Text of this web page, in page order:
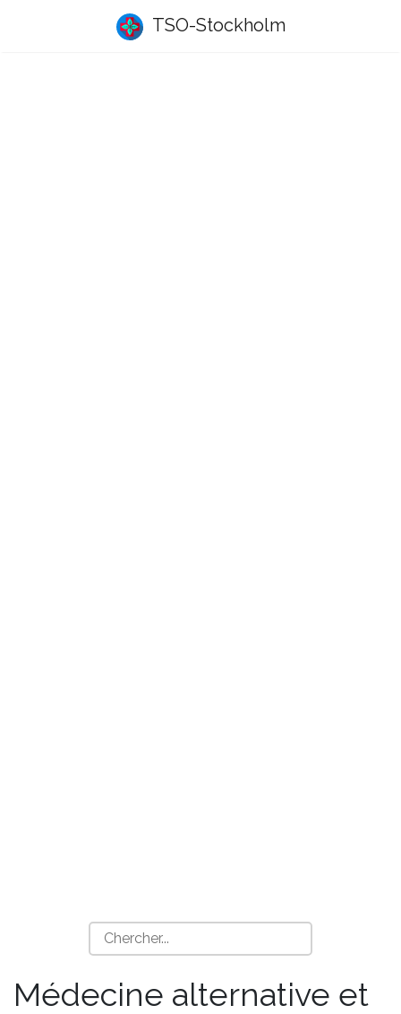
TSO-Stockholm
Médecine alternative et